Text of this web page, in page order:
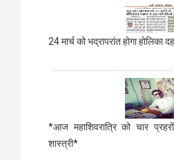
24 मार्च को भद्रापरांत होगा होलिका
*आज महाशिवरात्रि को चार
शास्त्री*